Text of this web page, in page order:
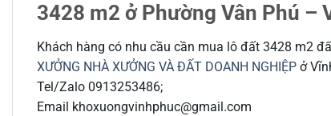
3428 m2 ở Phường Vân Phú –
Khách hàng có nhu cầu cần mua lô đất 3428 m2
XƯỞNG NHÀ XƯỞNG VÀ ĐẤT DOANH NGHIỆP ở
Tel/Zalo 0913253486;
Email khoxuongvinhphuc@gmail.com